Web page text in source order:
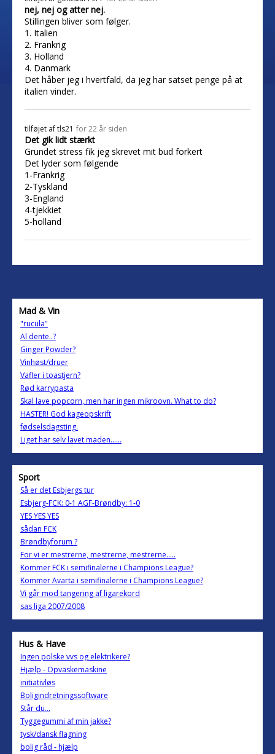
nej, nej og atter nej.
Stillingen bliver som følger.
1. Italien
2. Frankrig
3. Holland
4. Danmark
Det håber jeg i hvertfald, da jeg har satset penge på at
italien vinder.
tilføjet aftls21 for 22 år siden
Det gik lidt stærkt
Grundet stress fik jeg skrevet mit bud forkert
Det lyder som følgende
1-Frankrig
2-Tyskland
3-England
4-tjekkiet
5-holland
Mad & Vin
"rucula"
Al dente..?
Ginger Powder?
Vinhøst/druer
Vafler i toastjern?
Rød karrypasta
Skal lave popcorn, men har ingen mikroovn. What to do?
HASTER! God kageopskrift
fødselsdagsting.
Liget har selv lavet maden......
Sport
Så er det Esbjergs tur
Esbjerg-FCK: 0-1 AGF-Brøndby: 1-0
YES YES YES
sådan FCK
Brøndbyforum ?
For vi er mestrerne, mestrerne, mestrerne.....
Kommer FCK i semifinalerne i Champions League?
Kommer Avarta i semifinalerne i Champions League?
Vi går mod tangering af ligarekord
sas liga 2007/2008
Hus & Have
Ingen polske vvs og elektrikere?
Hjælp - Opvaskemaskine
initiativløs
Boligindretningssoftware
Står du...
Tyggegummi af min jakke?
tysk/dansk flagning
bolig råd - hjælp